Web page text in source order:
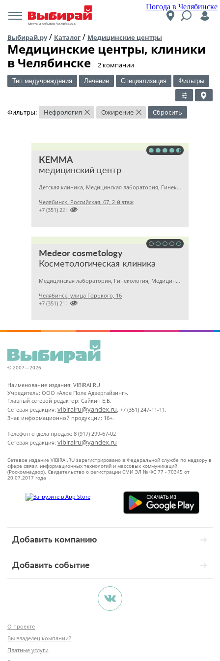
Погода в Челябинске
Места и события Челябинска
Выбирай.ру/ Каталог / Медицинские центры
Медицинские центры, клиники
в Челябинске
​2 компании
Тип медучреждения Лечение Специализация Фильтры
Фильтры: Нефрология × Ожирение × Сбросить
КЕММА
медицинский центр
Детская клиника, Медицинская лаборатория, Гинекология
Челябинск, Российская, 67, 2-й этаж

+7 (351) 2256145
Medeor cosmetology
Косметологическая клиника
Медицинская лаборатория, Гинекология, Медицинский центр
Челябинск, улица Горького, 16

+7 (351) 2170122
© 2007—2026
Наименование издания: VIBIRAI.RU
Учредитель: ООО «Алое Поле Адвертайзинг».
Главный сетевой редактор: Сайкин Е.Б.
Сетевая редакция: vibirairu@yandex.ru, +7 (351) 247-11-11.
Знак информационной продукции: 16+.
Телефон отдела продаж: 8 (917) 299-67-02
Сетевая редакция: vibirairu@yandex.ru
Сетевое издание VIBIRAI.RU зарегистрировано в Федеральной службе по надзору в
сфере связи, информационных технологий и массовых коммуникаций
(Роскомнадзор). Свидетельство о регистрации СМИ ЭЛ № ФС 77 - 70345 от
20.07.2017 года
Добавить компанию
Добавить событие
О проекте
Вы владелец компании?
Платные услуги